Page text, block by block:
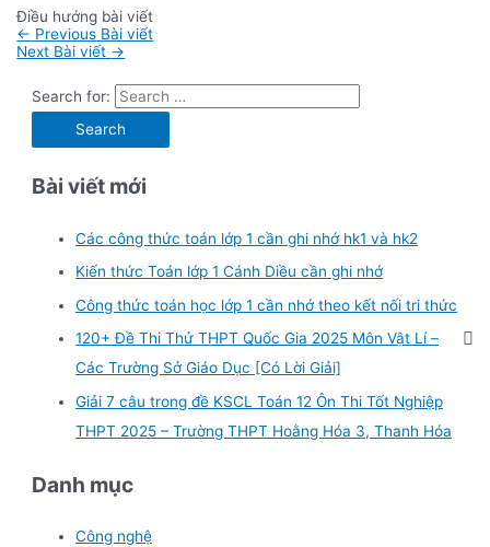
Điều hướng bài viết
← Previous Bài viết
Next Bài viết →
Search for:
Bài viết mới
Các công thức toán lớp 1 cần ghi nhớ hk1 và hk2
Kiến thức Toán lớp 1 Cánh Diều cần ghi nhớ
Công thức toán học lớp 1 cần nhớ theo kết nối tri thức
120+ Đề Thi Thử THPT Quốc Gia 2025 Môn Vật Lí –
Các Trường Sở Giáo Dục [Có Lời Giải]
Giải 7 câu trong đề KSCL Toán 12 Ôn Thi Tốt Nghiệp
THPT 2025 – Trường THPT Hoằng Hóa 3, Thanh Hóa
Danh mục
Công nghệ